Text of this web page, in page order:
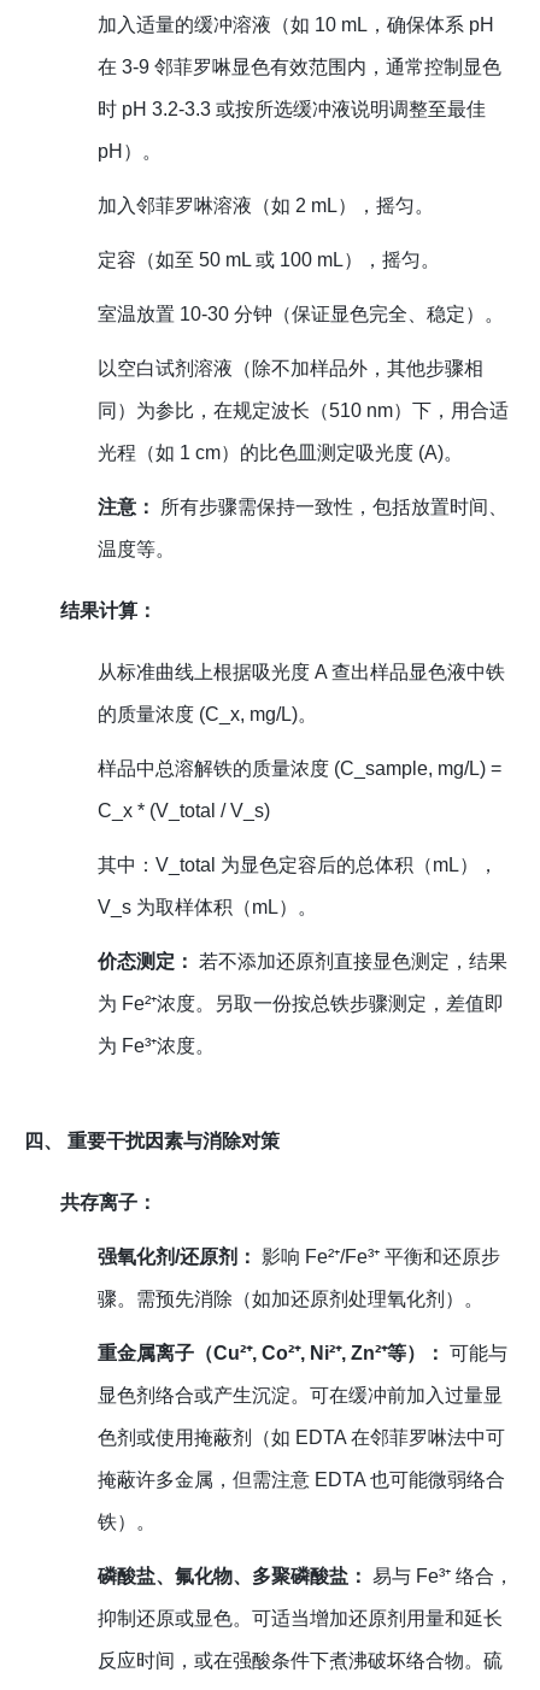
加入适量的缓冲溶液（如 10 mL，确保体系 pH
在 3-9 邻菲罗啉显色有效范围内，通常控制显色
时 pH 3.2-3.3 或按所选缓冲液说明调整至最佳
pH）。
加入邻菲罗啉溶液（如 2 mL），摇匀。
定容（如至 50 mL 或 100 mL），摇匀。
室温放置 10-30 分钟（保证显色完全、稳定）。
以空白试剂溶液（除不加样品外，其他步骤相
同）为参比，在规定波长（510 nm）下，用合适
光程（如 1 cm）的比色皿测定吸光度 (A)。
注意： 所有步骤需保持一致性，包括放置时间、
温度等。
结果计算：
从标准曲线上根据吸光度 A 查出样品显色液中铁
的质量浓度 (C_x, mg/L)。
样品中总溶解铁的质量浓度 (C_sample, mg/L) =
C_x * (V_total / V_s)
其中：V_total 为显色定容后的总体积（mL），
V_s 为取样体积（mL）。
价态测定： 若不添加还原剂直接显色测定，结果
为 Fe²⁺浓度。另取一份按总铁步骤测定，差值即
为 Fe³⁺浓度。
四、 重要干扰因素与消除对策
共存离子：
强氧化剂/还原剂： 影响 Fe²⁺/Fe³⁺ 平衡和还原步
骤。需预先消除（如加还原剂处理氧化剂）。
重金属离子（Cu²⁺, Co²⁺, Ni²⁺, Zn²⁺等）： 可能与
显色剂络合或产生沉淀。可在缓冲前加入过量显
色剂或使用掩蔽剂（如 EDTA 在邻菲罗啉法中可
掩蔽许多金属，但需注意 EDTA 也可能微弱络合
铁）。
磷酸盐、氟化物、多聚磷酸盐： 易与 Fe³⁺ 络合，
抑制还原或显色。可适当增加还原剂用量和延长
反应时间，或在强酸条件下煮沸破坏络合物。硫